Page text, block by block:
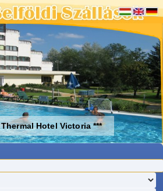
Thermal Hotel Victoria ***